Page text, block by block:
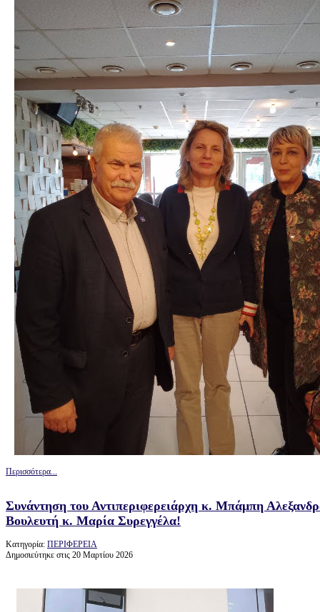
Περισσότερα...
Συνάντηση του Αντιπεριφερειάρχη κ. Μπάμπη
Βουλευτή κ. Μαρία Συρεγγέλα!
Κατηγορία: ΠΕΡΙΦΕΡΕΙΑ
Δημοσιεύτηκε στις 20 Μαρτίου 2026